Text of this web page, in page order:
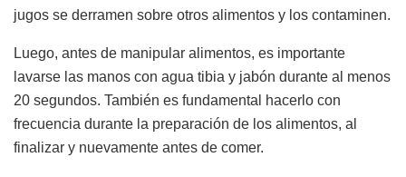
jugos se derramen sobre otros alimentos y los contaminen.
Luego, antes de manipular alimentos, es importante
lavarse las manos con agua tibia y jabón durante al menos
20 segundos. También es fundamental hacerlo con
frecuencia durante la preparación de los alimentos, al
finalizar y nuevamente antes de comer.